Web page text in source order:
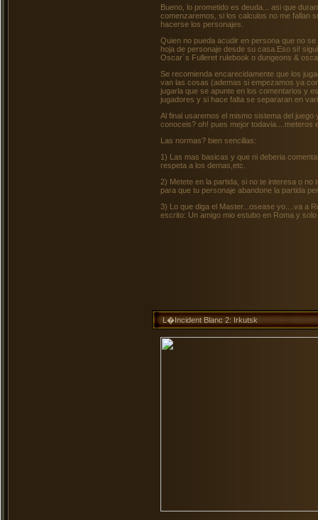
Bueno, lo prometido es deuda... asi que
comenzaremos, si los calculos no me fallan
hacerse los personajes.
Quien no pueda acudir en persona que no
hoja de personaje desde su casa.Eso si!
Oscar´s Fulleret rulebook o dungeons &
Se recomienda encarecidamente que los
van las cosas (ademas si empezamos ya
jugarla que se apunte en los comentarios y
jugadores y si hace falta se separaran en
Al final usaremos el mismo sistema del
conoceis? oh! pues mejor todavia....meteros
Las normas? bien sencillas:
1) Las mas basicas y que ni deberia
respeta a los demas,etc.
2) Metete en la partida, si no te interesa o
para que tu personaje abandone la partida
3) Lo que diga el Master...osease yo....va a
escrito: Un amigo mio estubo en Roma y
L�Incident Blanc 2: Irkutsk